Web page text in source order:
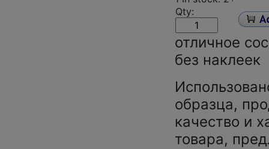
Qty:
отличное
без наклеек
образца,
качество и
товара,